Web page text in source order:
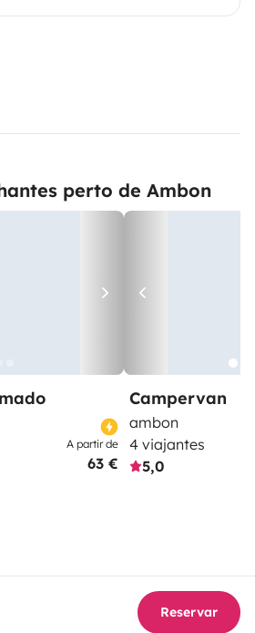
perto de Ambon
A partir de
63 €
Campervan
ambon
4 viajantes
5,0
Reservar